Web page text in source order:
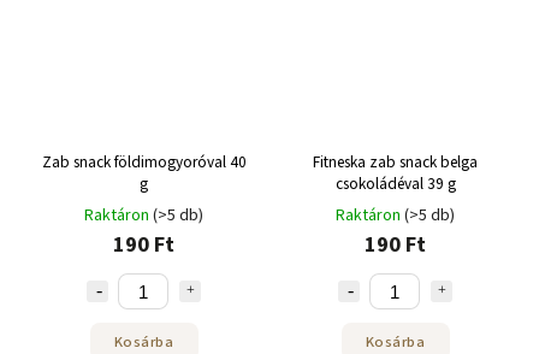
Zab snack földimogyoróval 40
g
Raktáron (>5 db)
190 Ft
Kosárba
Fitneska zab snack belga
csokoládéval 39 g
Raktáron (>5 db)
190 Ft
Kosárba